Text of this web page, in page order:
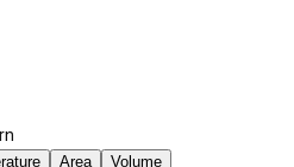
Area Volume